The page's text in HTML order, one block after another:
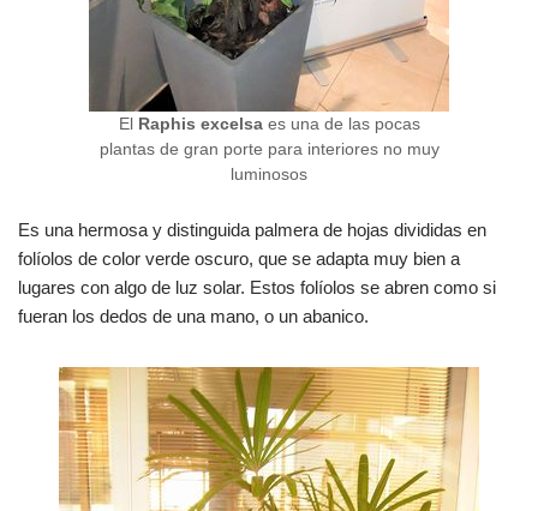
El Raphis excelsaes una de las pocas
plantas de gran porte para interiores no muy
luminosos
Es una hermosa y distinguida palmera de hojas divididas en
folíolos de color verde oscuro, que se adapta muy bien a
lugares con algo de luz solar. Estos folíolos se abren como si
fueran los dedos de una mano, o un abanico.